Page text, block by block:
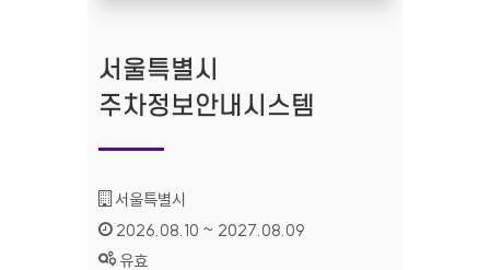
서울특별시
주차정보안내시스템
기관명 :
서울특별시
인증기간 :
2026.08.10 ~ 2027.08.09
상태 :
유효